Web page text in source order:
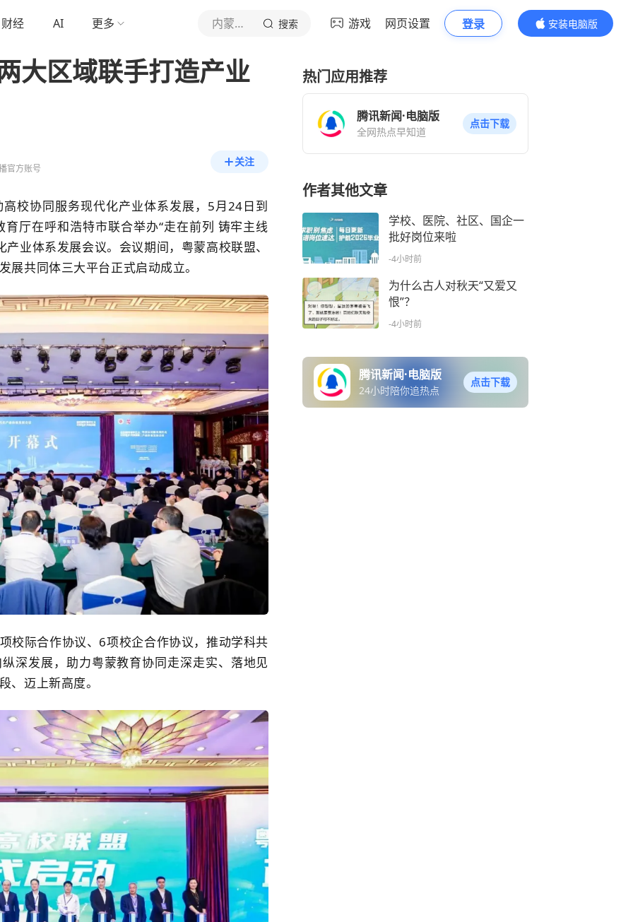
财经 AI 更多 内蒙古新闻广播 搜索 游戏 网页设置 登录
安装电脑版
内容更精彩
大区域联手打造产业
官方账号
关注
校协同服务现代化产业体系发展，5月24日到
厅在呼和浩特市联合举办“走在前列 铸牢主线
业体系发展会议。会议期间，粤蒙高校联盟、
展共同体三大平台正式启动成立。
校际合作协议、6项校企合作协议，推动学科共
深发展，助力粤蒙教育协同走深走实、落地见
、迈上新高度。
热门应用推荐
腾讯新闻·电脑版
全网热点早知道
点击下载
作者其他文章
学校、医院、社区、国企一
批好岗位来啦
-4小时前
为什么古人对秋天“又爱又
恨”？
-4小时前
腾讯新闻·电脑版
24小时陪你追热点
点击下载